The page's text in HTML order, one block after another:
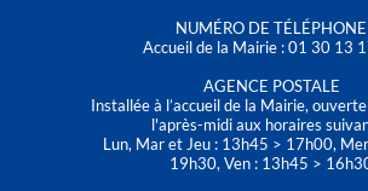
NUMÉRO DE TÉLÉPHONE
Accueil de la Mairie : 01 30 13
AGENCE POSTALE
Installée à l’accueil de la Mairie,
l'après-midi aux horaires
Lun, Mar et Jeu : 13h45 > 17h00,
19h30, Ven : 13h45 >